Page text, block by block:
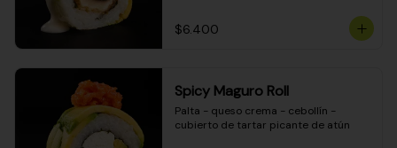
$6.400
Spicy Maguro Roll
Palta - queso crema - cebollín -
cubierto de tartar picante de atún